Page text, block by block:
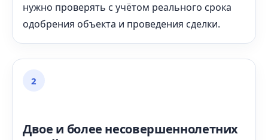
нужно проверять с учётом реального срока
одобрения объекта и проведения сделки.
2
Двое и более несовершеннолетних